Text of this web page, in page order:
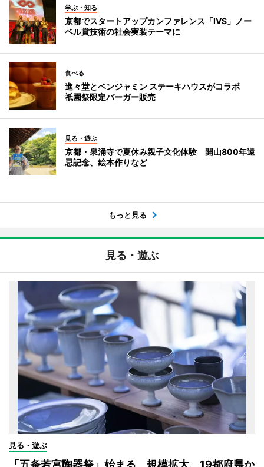
学ぶ・知る
京都でスタートアップカンファレンス「IVS」ノー
ベル賞技術の社会実装テーマに
食べる
進々堂とベンジャミン ステーキハウスがコラボ
祇園祭限定バーガー販売
見る・遊ぶ
京都・泉涌寺で夏休み親子文化体験 開山800年遠
忌記念、絵本作りなど
もっと見る
見る・遊ぶ
見る・遊ぶ
「五条若宮陶器祭」始まる 規模拡大、19都府県か